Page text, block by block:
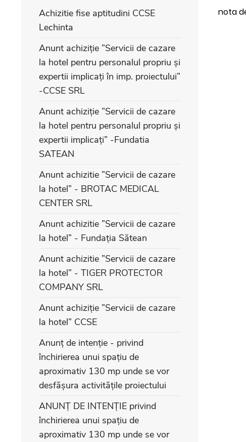
nota
Achizitie fise aptitudini CCSE
Lechinta
Anunt achiziție ”Servicii de cazare
la hotel pentru personalul propriu și
expertii implicați în imp. proiectului”
-CCSE SRL
Anunt achiziție ”Servicii de cazare
la hotel pentru personalul propriu și
expertii implicați” -Fundatia
SATEAN
Anunt achizitie ”Servicii de cazare
la hotel” - BROTAC MEDICAL
CENTER SRL
Anunt achizitie ”Servicii de cazare
la hotel” - Fundația Sătean
Anunt achizitie ”Servicii de cazare
la hotel” - TIGER PROTECTOR
COMPANY SRL
Anunt achiziție ”Servicii de cazare
la hotel” CCSE
Anunț de intenție - privind
închirierea unui spațiu de
aproximativ 130 mp unde se vor
desfășura activitățile proiectului
ANUNȚ DE INTENȚIE privind
închirierea unui spațiu de
aproximativ 130 mp unde se vor